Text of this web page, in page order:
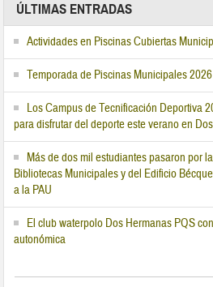
ÚLTIMAS ENTRADAS
Actividades en Piscinas Cubiertas
Temporada de Piscinas Municipales 2026
Los Campus de Tecnificación Deportiva
para disfrutar del deporte este verano en
Más de dos mil estudiantes pasaron por
Bibliotecas Municipales y del Edificio
a la PAU
El club waterpolo Dos Hermanas PQS
autonómica